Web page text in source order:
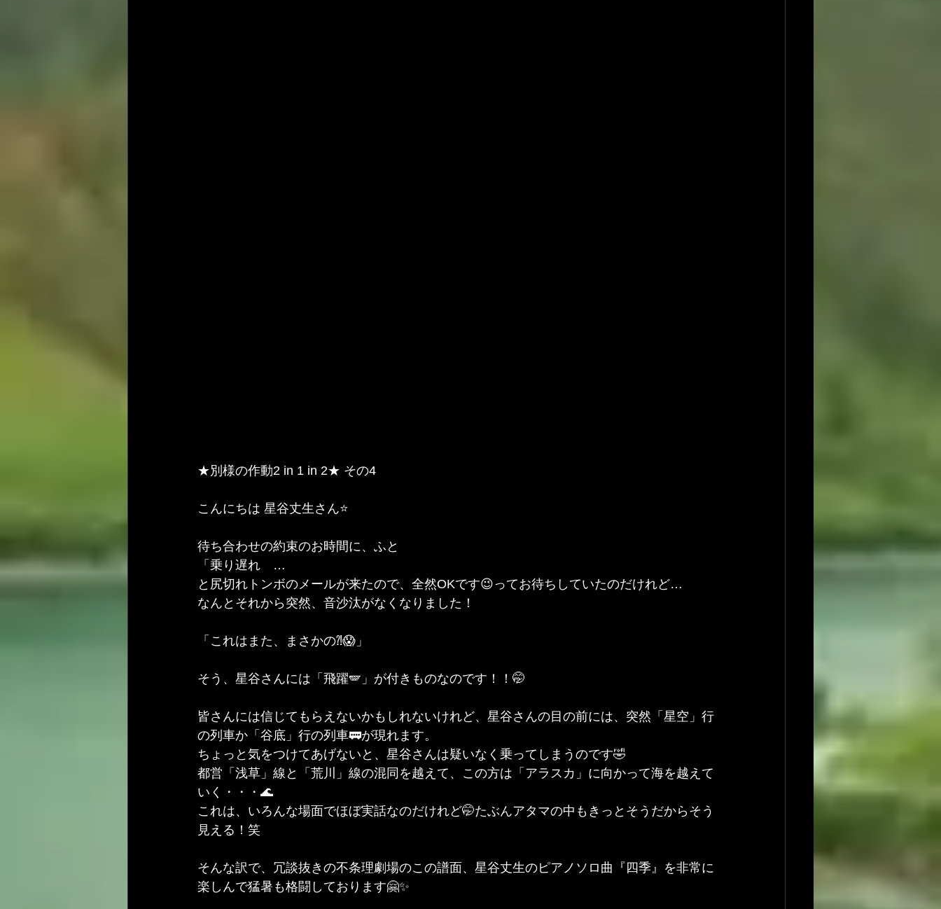
★別様の作動2 in 1 in 2★ その4
こんにちは 星谷丈生さん⭐️
待ち合わせの約束のお時間に、ふと
「乗り遅れ　…
と尻切れトンボのメールが来たので、全然OKです😉ってお待ちしていたのだけれど…
なんとそれから突然、音沙汰がなくなりました！
「これはまた、まさかの⁈😱」
そう、星谷さんには「飛躍🪽」が付きものなのです！！🤭
皆さんには信じてもらえないかもしれないけれど、星谷さんの目の前には、突然「星空」行
の列車か「谷底」行の列車🚃が現れます。
ちょっと気をつけてあげないと、星谷さんは疑いなく乗ってしまうのです🤣
都営「浅草」線と「荒川」線の混同を越えて、この方は「アラスカ」に向かって海を越えて
いく・・・🌊
これは、いろんな場面でほぼ実話なのだけれど🤭たぶんアタマの中もきっとそうだからそう
見える！笑
そんな訳で、冗談抜きの不条理劇場のこの譜面、星谷丈生のピアノソロ曲『四季』を非常に
楽しんで猛暑も格闘しております🤗✨